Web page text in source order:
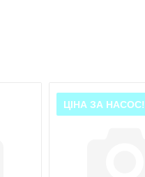
ЦІНА ЗА НАСОС!